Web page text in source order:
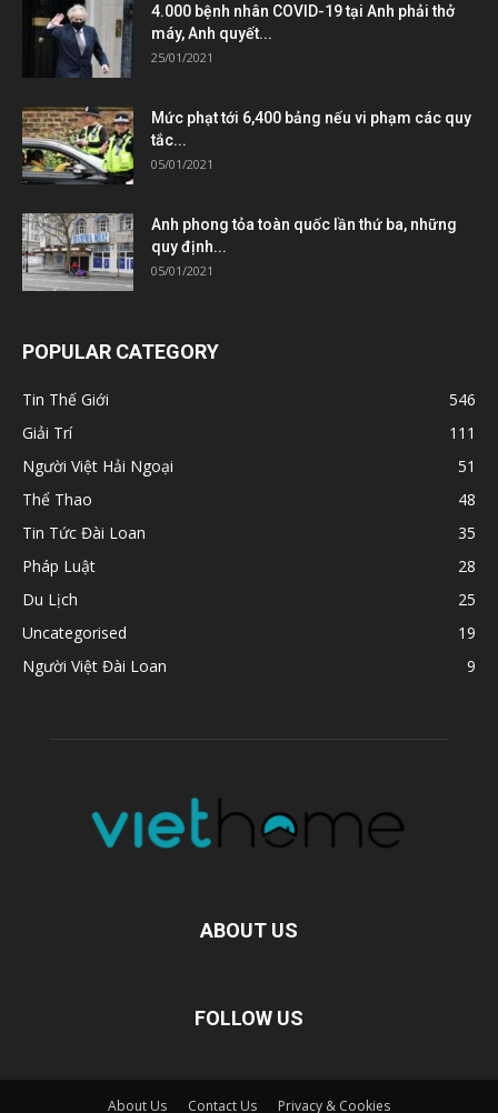
4.000 bệnh nhân COVID-19 tại Anh phải thở
máy, Anh quyết...
25/01/2021
Mức phạt tới 6,400 bảng nếu vi phạm các quy
tắc...
05/01/2021
Anh phong tỏa toàn quốc lần thứ ba, những
quy định...
05/01/2021
POPULAR CATEGORY
Tin Thế Giới
546
Giải Trí
111
Người Việt Hải Ngoại
51
Thể Thao
48
Tin Tức Đài Loan
35
Pháp Luật
28
Du Lịch
25
Uncategorised
19
Người Việt Đài Loan
9
ABOUT US
FOLLOW US
About Us Contact Us Privacy & Cookies